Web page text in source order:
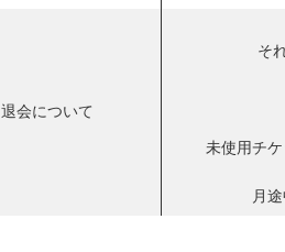
退会について
そ
未使用チ
月